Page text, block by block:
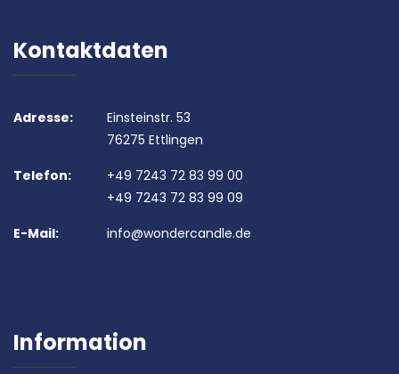
Kontaktdaten
Adresse:
Einsteinstr. 53
76275 Ettlingen
Telefon:
+49 7243 72 83 99 00
+49 7243 72 83 99 09
E-Mail:
info@wondercandle.de
Information